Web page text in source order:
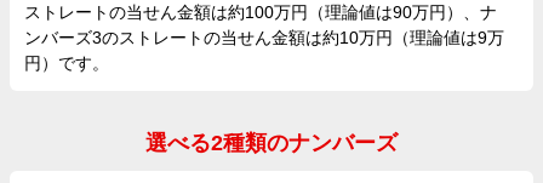
ストレートの当せん金額は約100万円（理論値は90万円）、ナ
ンバーズ3のストレートの当せん金額は約10万円（理論値は9万
円）です。
選べる2種類のナンバーズ